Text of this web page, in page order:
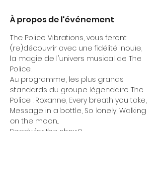
À propos de l'événement
The Police Vibrations, vous feront
(re)découvrir avec une fidélité inouïe,
la magie de l'univers musical de The
Police.
Au programme, les plus grands
standards du groupe légendaire The
Police : Roxanne, Every breath you take,
Message in a bottle, So lonely, Walking
on the moon...
Ready for the show?